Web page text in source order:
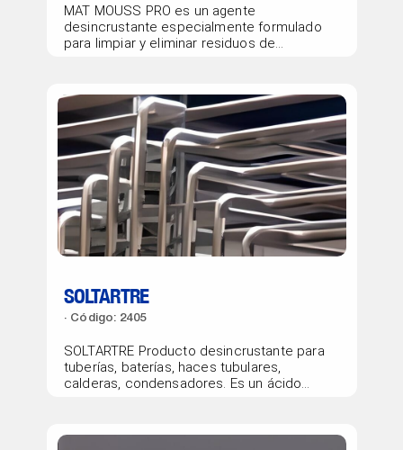
MAT MOUSS PRO es un agente
desincrustante especialmente formulado
para limpiar y eliminar residuos de
SOLTARTRE
Código: 2405
SOLTARTRE Producto desincrustante para
tuberías, baterías, haces tubulares,
calderas, condensadores. Es un ácido